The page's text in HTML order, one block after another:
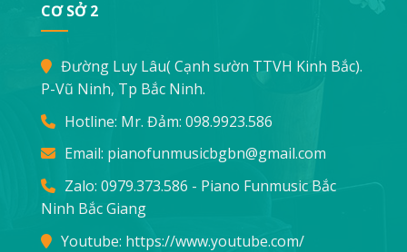
CƠ SỞ 2
Đường Luy Lâu( Cạnh sườn TTVH Kinh Bắc).
P-Vũ Ninh, Tp Bắc Ninh.
Hotline: Mr. Đảm: 098.9923.586
Email: pianofunmusicbgbn@gmail.com
Zalo: 0979.373.586 - Piano Funmusic Bắc
Ninh Bắc Giang
Youtube: https://www.youtube.com/